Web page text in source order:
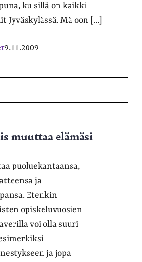
ku sillä on kaikki
Jyväskylässä. Mä oon […]
9.11.2009
muuttaa elämäsi
puoluekantaansa,
ja
Etenkin
opiskeluvuosien
voi olla suuri
ja jopa